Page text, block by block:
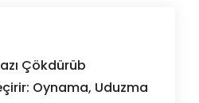
Çökdürüb
Oynama, Uduzma